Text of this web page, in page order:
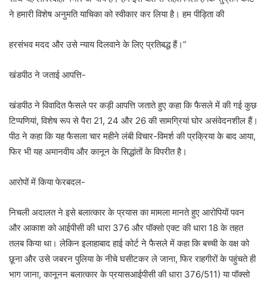
ने हमारी विशेष अनुमति याचिका को स्वीकार कर लिया है। हम पीड़िता की
हरसंभव मदद और उसे न्याय दिलवाने के लिए प्रतिबद्ध हैं।”
खंडपीठ ने जताई आपत्ति-
खंडपीठ ने विवादित फैसले पर कड़ी आपत्ति जताते हुए कहा कि फैसले में की गई कुछ
टिप्पणियां, विशेष रूप से पैरा 21, 24 और 26 की सामग्रियां घोर असंवेदनशील हैं।
पीठ ने कहा कि यह फैसला चार महीने लंबी विचार-विमर्श की प्रक्रिया के बाद आया,
फिर भी यह अमानवीय और कानून के सिद्धांतों के विपरीत है।
आरोपों में किया फेरबदल-
निचली अदालत ने इसे बलात्कार के प्रयास का मामला मानते हुए आरोपियों पवन
और आकाश को आईपीसी की धारा 376 और पॉक्सो एक्ट की धारा 18 के तहत
तलब किया था। लेकिन इलाहाबाद हाई कोर्ट ने फैसले में कहा कि बच्ची के वक्ष को
छूना और उसे जबरन पुलिया के नीचे घसीटकर ले जाना, फिर राहगीरों के पहुंचते ही
भाग जाना, कानूनन बलात्कार के प्रयासआईपीसी की धारा 376/511) या पॉक्सो